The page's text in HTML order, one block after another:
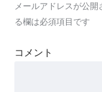
メールアドレスが公開
る欄は必須項目です
コメント